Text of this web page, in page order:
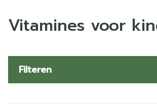
Vitamines voor
Filteren